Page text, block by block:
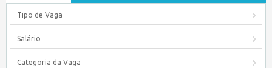
Tipo de Vaga
Salário
Categoria da Vaga